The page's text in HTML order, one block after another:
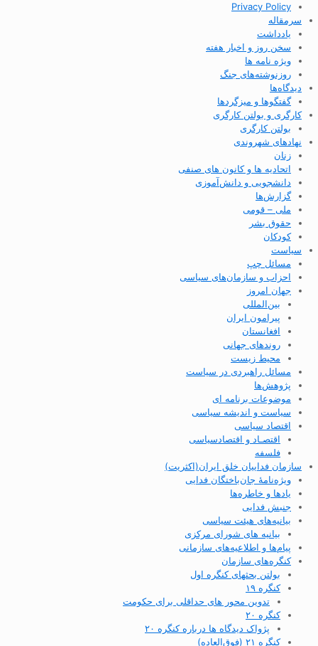
Privacy Policy
سرمقاله
یادداشت
سخن روز و اخبار هفته
ویژه نامه ها
روزنوشته‌های جنگ
دیدگاه‌ها
گفتگوها و میزگردها
کارگری و بولتن کارگری
بولتن کارگری
نهادهای شهروندی
زنان
اتحادیه ها و کانون های صنفی
دانشجویی و دانش‌آموزی
گزارش‌ها
ملی – قومی
حقوق بشر
کودکان
سیاست
مسائل چپ
احزاب و سازمان‌های سیاسی
جهان امروز
بین‌المللی
پیرامون ایران
افغانستان
روندهای جهانی
محیط زیست
مسائل راهبردی در سیاست
پژوهش‌ها
موضوعات برنامه ای
سیاست و اندیشه سیاسی
اقتصاد سیاسی
اقتصـاد و اقتصاد‌سیاسی
فلسفه
سازمان فداییان خلق ایران(اکثریت)
ویژه‌نامهٔ جان‌باختگان فدایی
یادها و خاطره‌ها
جنبش فدایی
بیانیه‌های هیئت سیاسی
بیانیه های شورای مرکزی
پیام‌ها و اطلاعیه‌های سازمانی
کنگره‌های سازمان
بولتن بحثهای کنگره اول
کنگره ۱۹
تدوین محور های حداقلی برای حکومت
کنگره ۲۰
پژواک دیدگاه ها درباره کنگره ۲۰
کنگره ۲۱ (فوق‌العاده)